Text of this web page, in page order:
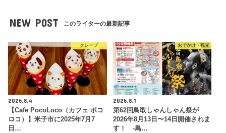
NEW POST このライターの最新記事
クレープ
2026.8.4
【Cafe PocoLoco（カフェ ポコ
ロコ）】米子市に2025年7月7
日…
おでかけ・観光
2026.8.1
第62回鳥取しゃんしゃん祭が
2026年8月13日〜14日開催されま
す！ -鳥…